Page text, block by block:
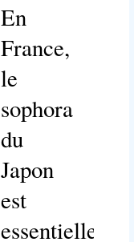
En
France,
le
sophora
du
Japon
est